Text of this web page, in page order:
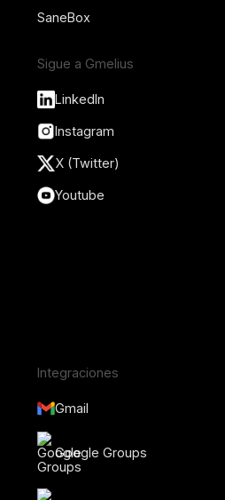
SaneBox
Sigue a Gmelius
LinkedIn
Instagram
X (Twitter)
Youtube
Integraciones
Gmail
Google Groups